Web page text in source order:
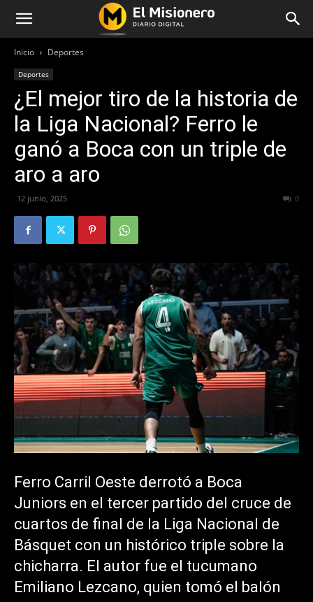
Inicio Deportes
Deportes
¿El mejor tiro de la historia de
la Liga Nacional? Ferro le
ganó a Boca con un triple de
aro a aro
12 junio, 2025 0
Ferro Carril Oeste derrotó a Boca
Juniors en el tercer partido del cruce de
cuartos de final de la Liga Nacional de
Básquet con un histórico triple sobre la
chicharra. El autor fue el tucumano
Emiliano Lezcano, quien tomó el balón